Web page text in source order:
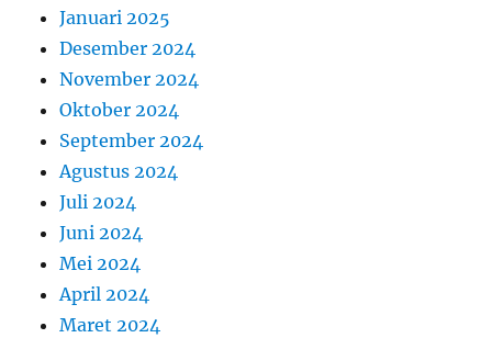
Januari 2025
Desember 2024
November 2024
Oktober 2024
September 2024
Agustus 2024
Juli 2024
Juni 2024
Mei 2024
April 2024
Maret 2024